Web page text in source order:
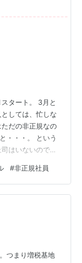
タート。 3月と
しては、忙しな
だの非正規なの
・・・。 という
はいないので、
職されてしま
々を決めたり準
わりと年度末の
一人の相方と
人間関係は 合わ
#非正規社員
つまり増税基地